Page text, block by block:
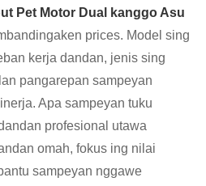
Pet Motor Dual kanggo Asu
prices. Model sing
kerja dandan, jenis sing
pangarepan sampeyan
Apa sampeyan tuku
profesional utawa
omah, fokus ing nilai
sampeyan nggawe